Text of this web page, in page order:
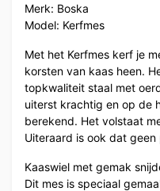
Merk: Boska
Model: Kerfmes
Met het Kerfmes kerf je
korsten van kaas heen.
topkwaliteit staal met
uiterst krachtig en op de
berekend. Het volstaat
Uiteraard is ook dat
Kaaswiel met gemak
Dit mes is speciaal